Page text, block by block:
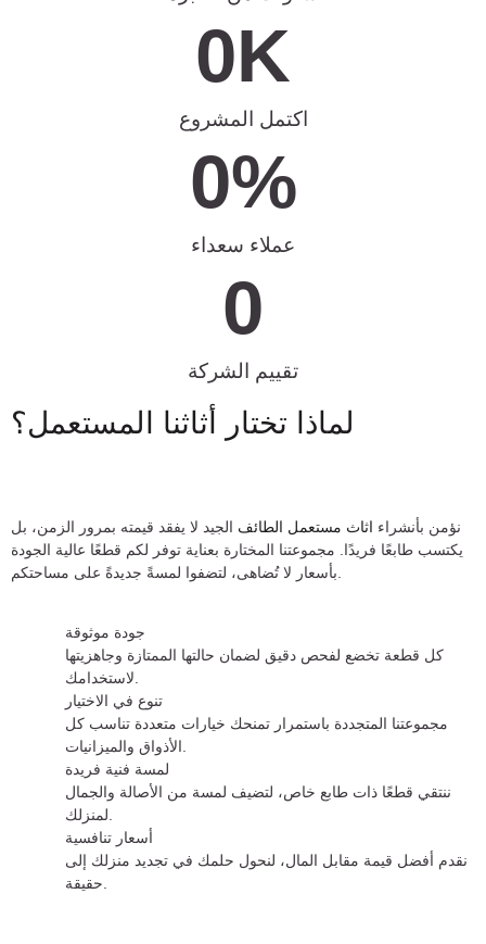
اكتمل المشروع
0K
عملاء سعداء
0%
تقييم الشركة
0
لماذا تختار أثاثنا المستعمل؟
نؤمن بأنشراء اثاث مستعمل الطائف الجيد لا يفقد قيمته بمرور الزمن، بل
يكتسب طابعًا فريدًا. مجموعتنا المختارة بعناية توفر لكم قطعًا عالية الجودة
جودة موثوقة
كل قطعة تخضع لفحص دقيق لضمان حالتها الممتازة وجاهزيتها
لاستخدامك.
تنوع في الاختيار
مجموعتنا المتجددة باستمرار تمنحك خيارات متعددة تناسب كل
الأذواق والميزانيات.
لمسة فنية فريدة
ننتقي قطعًا ذات طابع خاص، لتضيف لمسة من الأصالة والجمال
لمنزلك.
أسعار تنافسية
نقدم أفضل قيمة مقابل المال، لنحول حلمك في تجديد منزلك إلى
حقيقة.